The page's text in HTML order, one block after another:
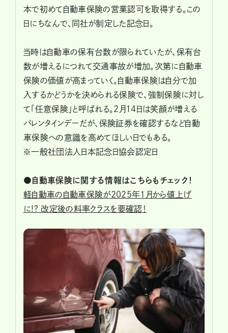
本で初めて自動車保険の営業認可を取得する。この
日にちなんで、同社が制定した記念日。
当時は自動車の保有台数が限られていたが、保有台
数が増えるにつれて交通事故が増加。次第に自動車
保険の価値が高まっていく。自動車保険は自分で加
入するかどうかを決められる保険で、強制保険に対し
て「任意保険」と呼ばれる。2月14日は笑顔が増える
バレンタインデーだが、保険証券を確認するなど自動
車保険への意識を高めてほしい日でもある。
※一般社団法人日本記念日協会認定日
●自動車保険に関する情報はこちらもチェック！
軽自動車の自動車保険が2025年1月から値上げ
に!? 改定後の料率クラスを要確認！